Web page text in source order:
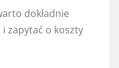
dokładnie
zapytać o koszty